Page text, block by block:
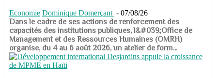
Economie Dominique Domerçant - 07/08/26
Dans le cadre de ses actions de renforcement des
capacités des institutions publiques, l&#039;Office de
Management et des Ressources Humaines (OMRH)
organise, du 4 au 6 août 2026, un atelier de form...